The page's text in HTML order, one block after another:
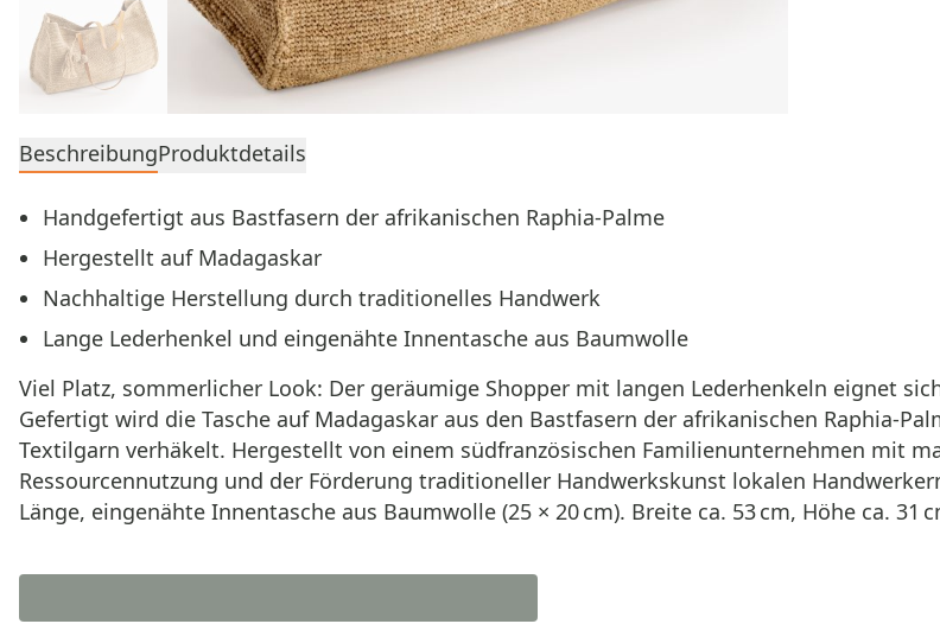
BeschreibungProduktdetails
Handgefertigt aus Bastfasern der afrikanischen Raphia-Palme
Hergestellt auf Madagaskar
Nachhaltige Herstellung durch traditionelles Handwerk
Lange Lederhenkel und eingenähte Innentasche aus Baumwolle
Viel Platz, sommerlicher Look: Der geräumige Shopper mit langen Lederhenkeln eignet
Gefertigt wird die Tasche auf Madagaskar aus den Bastfasern der afrikanischen Raphia-
Textilgarn verhäkelt. Hergestellt von einem südfranzösischen Familienunternehmen mit
Ressourcennutzung und der Förderung traditioneller Handwerkskunst lokalen
Länge, eingenähte Innentasche aus Baumwolle (25 × 20 cm). Breite ca. 53 cm, Höhe ca. 31